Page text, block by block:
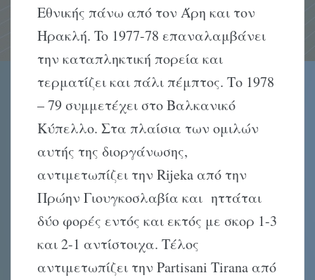
Εθνικής πάνω από τον Άρη και τον
Ηρακλή. To 1977-78 επαναλαμβάνει
την καταπληκτική πορεία και
τερματίζει και πάλι πέμπτος. Το 1978
– 79 συμμετέχει στο Βαλκανικό
Κύπελλο. Στα πλαίσια των ομιλών
αυτής της διοργάνωσης,
αντιμετωπίζει την Rijeka από την
Πρώην Γιουγκοσλαβία και ηττάται
δύο φορές εντός και εκτός με σκορ 1-3
και 2-1 αντίστοιχα. Τέλος
αντιμετωπίζει την Partisani Tirana από